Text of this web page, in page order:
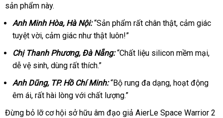
sản phẩm này.
Anh Minh Hòa, Hà Nội:“Sản phẩm rất chân thật, cảm giác
tuyệt vời, cảm giác như thật luôn!”
Chị Thanh Phương, Đà Nẵng:“Chất liệu silicon mềm mại,
dễ vệ sinh, dùng rất thích.”
Anh Dũng, TP. Hồ Chí Minh:“Bộ rung đa dạng, hoạt động
êm ái, rất hài lòng với chất lượng.”
Đừng bỏ lỡ cơ hội sở hữu âm đạo giả AierLe Space Warrior 2